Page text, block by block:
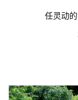
任灵动